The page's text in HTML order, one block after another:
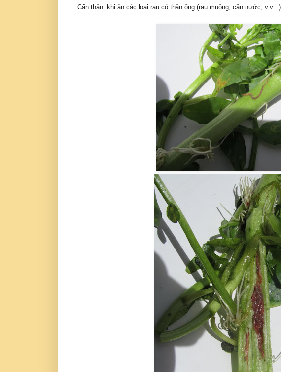
Cẩn thận khi ăn các loại rau có thân ống (rau muống, cần nước, v.v...)